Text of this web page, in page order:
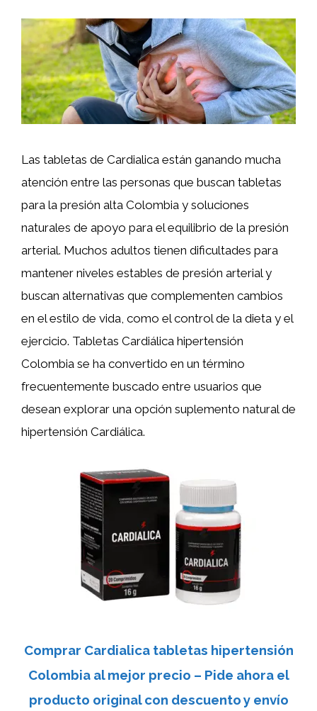
Las tabletas de Cardialica están ganando mucha
atención entre las personas que buscan tabletas
para la presión alta Colombia y soluciones
naturales de apoyo para el equilibrio de la presión
arterial. Muchos adultos tienen dificultades para
mantener niveles estables de presión arterial y
buscan alternativas que complementen cambios
en el estilo de vida, como el control de la dieta y el
ejercicio. Tabletas Cardiálica hipertensión
Colombia se ha convertido en un término
frecuentemente buscado entre usuarios que
desean explorar una opción suplemento natural de
hipertensión Cardiálica.
Comprar Cardialica tabletas hipertensión
Colombia al mejor precio – Pide ahora el
producto original con descuento y envío